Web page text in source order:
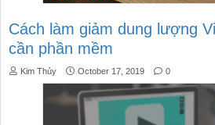
Cách làm giảm dung lượng
cần phần mềm
Kim Thủy October 17, 2019 0